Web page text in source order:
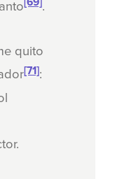
.
quito
[71]: